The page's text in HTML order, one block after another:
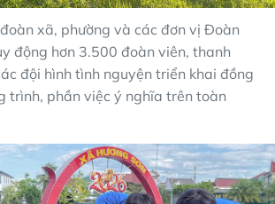
xã, phường và các đơn vị Đoàn
động hơn 3.500 đoàn viên, thanh
đội hình tình nguyện triển khai đồng
trình, phần việc ý nghĩa trên toàn